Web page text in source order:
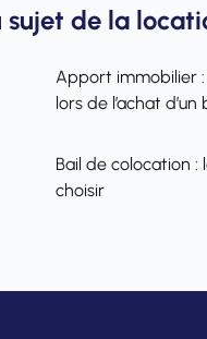
sujet de la
Apport immobilier
lors de l’achat d’un
Bail de colocation
choisir